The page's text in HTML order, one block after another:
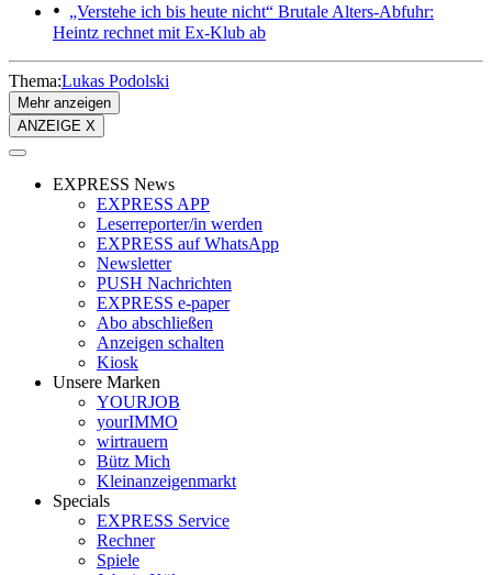
„Verstehe ich bis heute nicht“ Brutale Alters-Abfuhr:
Heintz rechnet mit Ex-Klub ab
Thema:Lukas Podolski
Mehr anzeigen
ANZEIGE X
EXPRESS News
EXPRESS APP
Leserreporter/in werden
EXPRESS auf WhatsApp
Newsletter
PUSH Nachrichten
EXPRESS e-paper
Abo abschließen
Anzeigen schalten
Kiosk
Unsere Marken
YOURJOB
yourIMMO
wirtrauern
Bütz Mich
Kleinanzeigenmarkt
Specials
EXPRESS Service
Rechner
Spiele